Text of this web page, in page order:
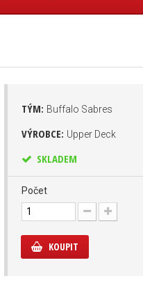
TÝM: Buffalo Sabres
VÝROBCE: Upper Deck
SKLADEM
Počet
KOUPIT